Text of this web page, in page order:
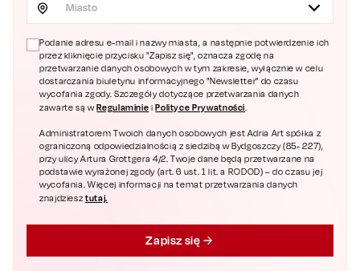
Miasto
Podanie adresu e-mail i nazwy miasta, a następnie potwierdzenie ich
przez kliknięcie przycisku "Zapisz się", oznacza zgodę na
przetwarzanie danych osobowych w tym zakresie, wyłącznie w celu
dostarczania biuletynu informacyjnego "Newsletter" do czasu
wycofania zgody. Szczegóły dotyczące przetwarzania danych
zawarte są wRegulaminie iPolityce Prywatności.
Administratorem Twoich danych osobowych jest Adria Art spółka z
ograniczoną odpowiedzialnością z siedzibą w Bydgoszczy (85- 227),
przy ulicy Artura Grottgera 4/2. Twoje dane będą przetwarzane na
podstawie wyrażonej zgody (art. 6 ust. 1 lit. a RODOD) – do czasu jej
wycofania. Więcej informacji na temat przetwarzania danych
znajdziesztutaj.
Zapisz się